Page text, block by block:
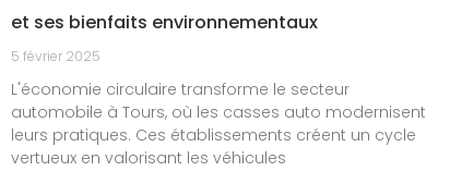
et ses bienfaits environnementaux
5 février 2025
L'économie circulaire transforme le secteur
automobile à Tours, où les casses auto modernisent
leurs pratiques. Ces établissements créent un cycle
vertueux en valorisant les véhicules